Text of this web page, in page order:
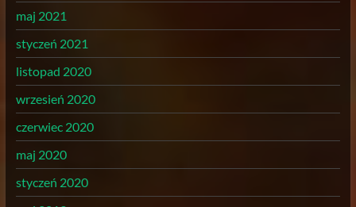
maj 2021
styczeń 2021
listopad 2020
wrzesień 2020
czerwiec 2020
maj 2020
styczeń 2020